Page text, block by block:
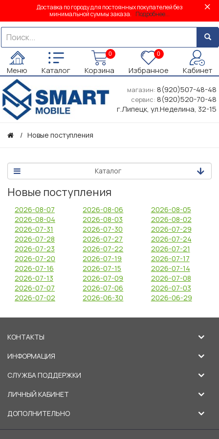
Доставка по городу для постоянных покупателей без
минимальной суммы заказа. Подробнее...
Меню Каталог
0
Корзина
0
Избранное Кабинет
магазин: 8(920)507-48-48
сервис: 8(920)520-70-48
г.Липецк, ул.Неделина, 32-15
Новые поступления
Каталог
Новые поступления
2026-08-07 2026-08-06
2026-08-05
2026-08-04
2026-08-03
2026-08-02
2026-07-31
2026-07-30
2026-07-29
2026-07-28
2026-07-27
2026-07-24
2026-07-23
2026-07-22
2026-07-21
2026-07-20
2026-07-19
2026-07-17
2026-07-16
2026-07-15
2026-07-14
2026-07-13
2026-07-09
2026-07-08
2026-07-07
2026-07-06
2026-07-03
2026-07-02
2026-06-30 2026-06-29
КОНТАКТЫ
ИНФОРМАЦИЯ
СЛУЖБА ПОДДЕРЖКИ
ЛИЧНЫЙ КАБИНЕТ
ДОПОЛНИТЕЛЬНО